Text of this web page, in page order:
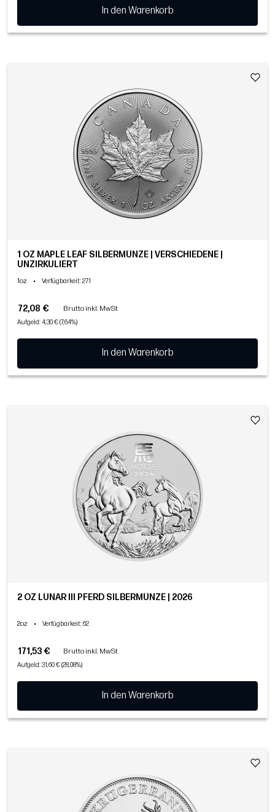
In den Warenkorb
1 OZ MAPLE LEAF SILBERMÜNZE | VERSCHIEDENE |
UNZIRKULIERT
1oz • Verfügbarkeit: 271
72,08 € Brutto inkl. MwSt
Aufgeld: 4,30 € (7,64%)
In den Warenkorb
2 OZ LUNAR III PFERD SILBERMÜNZE | 2026
2oz • Verfügbarkeit: 62
171,53 € Brutto inkl. MwSt
Aufgeld: 31,60 € (28,08%)
In den Warenkorb